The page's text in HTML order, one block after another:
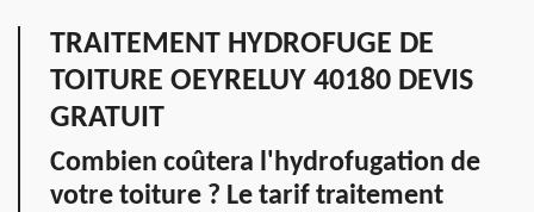
TRAITEMENT HYDROFUGE DE
TOITURE OEYRELUY 40180 DEVIS
GRATUIT
Combien coûtera l'hydrofugation de
votre toiture ? Le tarif traitement